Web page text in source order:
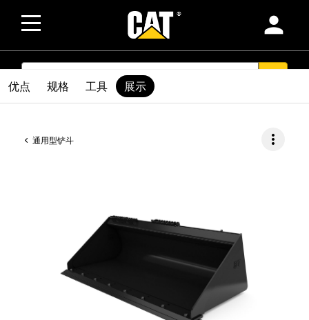
person
SEARCH
通用型铲斗 more_vert
优点 规格 工具 展示